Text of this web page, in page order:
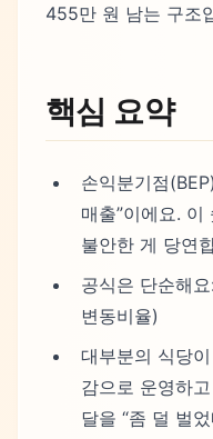
455만 원 남는 구조
핵심 요약
손익분기점
매출”이에요.
불안한 게 당연
공식은 단순해
변동비율)
대부분의 식당
감으로 운영하
달을 “좀 덜 벌